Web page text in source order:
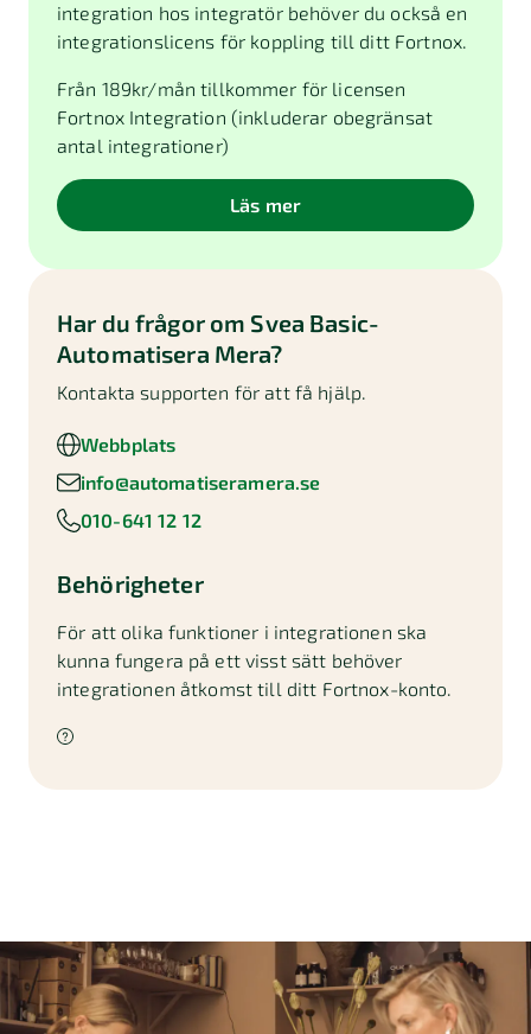
integration hos integratör behöver du också en
integrationslicens för koppling till ditt Fortnox.
Från 189kr/mån tillkommer för licensen
Fortnox Integration (inkluderar obegränsat
antal integrationer)
Läs mer
Har du frågor om Svea Basic-
Automatisera Mera?
Kontakta supporten för att få hjälp.
Webbplats
info@automatiseramera.se
010-641 12 12
Behörigheter
För att olika funktioner i integrationen ska
kunna fungera på ett visst sätt behöver
integrationen åtkomst till ditt Fortnox-konto.